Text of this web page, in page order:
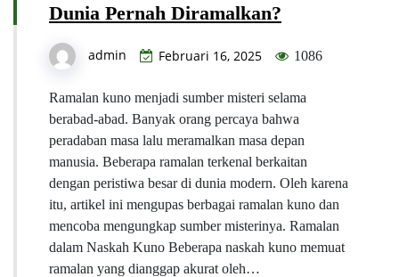
Dunia Pernah Diramalkan?
admin Februari 16, 2025 1086
Ramalan kuno menjadi sumber misteri selama
berabad-abad. Banyak orang percaya bahwa
peradaban masa lalu meramalkan masa depan
manusia. Beberapa ramalan terkenal berkaitan
dengan peristiwa besar di dunia modern. Oleh karena
itu, artikel ini mengupas berbagai ramalan kuno dan
mencoba mengungkap sumber misterinya. Ramalan
dalam Naskah Kuno Beberapa naskah kuno memuat
ramalan yang dianggap akurat oleh…